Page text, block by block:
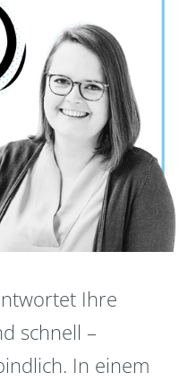
Ihre
schnell –
In einem